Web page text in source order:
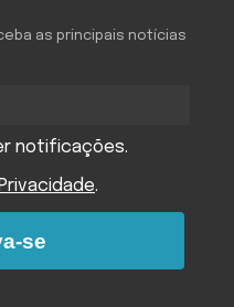
as principais notícias
notificações.
.
se